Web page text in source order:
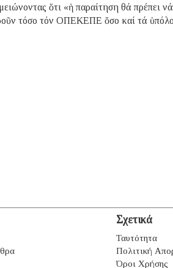
ὅτι «ἡ παραίτηση θά πρέπει νά
τόσο τόν ΟΠΕΚΕΠΕ ὅσο καί τά
Σχετικά
Ταυτότητα
Πολιτική
Όροι Χρήσης